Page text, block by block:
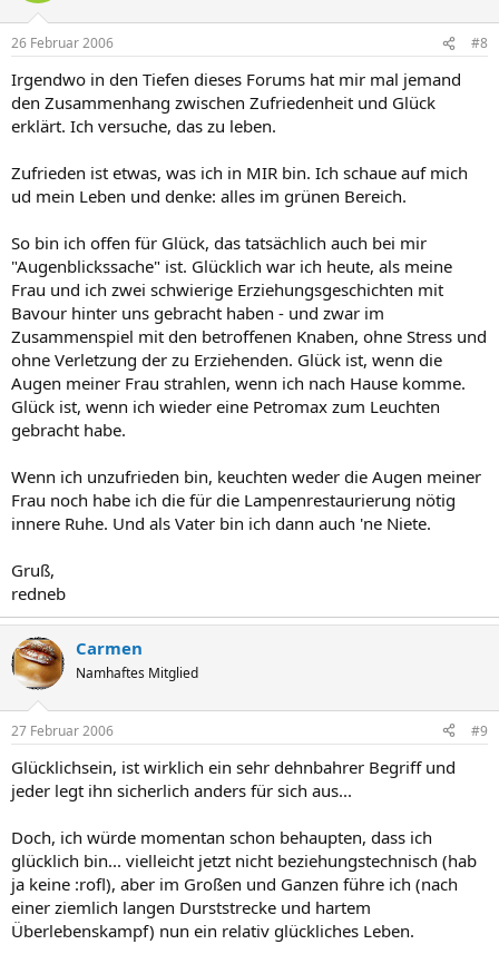
26 Februar 2006 #8
Irgendwo in den Tiefen dieses Forums hat mir mal jemand
den Zusammenhang zwischen Zufriedenheit und Glück
erklärt. Ich versuche, das zu leben.
Zufrieden ist etwas, was ich in MIR bin. Ich schaue auf mich
ud mein Leben und denke: alles im grünen Bereich.
So bin ich offen für Glück, das tatsächlich auch bei mir
"Augenblickssache" ist. Glücklich war ich heute, als meine
Frau und ich zwei schwierige Erziehungsgeschichten mit
Bavour hinter uns gebracht haben - und zwar im
Zusammenspiel mit den betroffenen Knaben, ohne Stress und
ohne Verletzung der zu Erziehenden. Glück ist, wenn die
Augen meiner Frau strahlen, wenn ich nach Hause komme.
Glück ist, wenn ich wieder eine Petromax zum Leuchten
gebracht habe.
Wenn ich unzufrieden bin, keuchten weder die Augen meiner
Frau noch habe ich die für die Lampenrestaurierung nötig
innere Ruhe. Und als Vater bin ich dann auch 'ne Niete.
Gruß,
redneb
Carmen
Namhaftes Mitglied
27 Februar 2006 #9
Glücklichsein, ist wirklich ein sehr dehnbahrer Begriff und
jeder legt ihn sicherlich anders für sich aus...
Doch, ich würde momentan schon behaupten, dass ich
glücklich bin... vielleicht jetzt nicht beziehungstechnisch (hab
ja keine :rofl), aber im Großen und Ganzen führe ich (nach
einer ziemlich langen Durststrecke und hartem
Überlebenskampf) nun ein relativ glückliches Leben.